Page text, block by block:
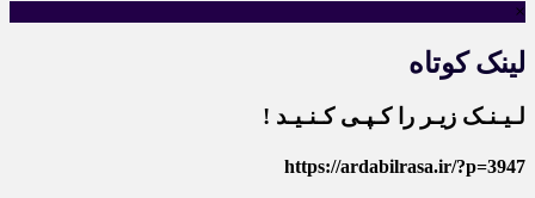
×
لینک کوتاه
لـیـنـک زیـر را کـپـی کـنـیـد !
https://ardabilrasa.ir/?p=3947